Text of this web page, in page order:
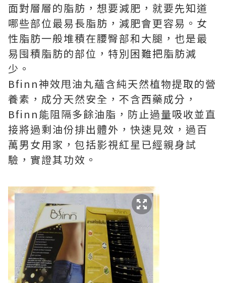
面對層層的脂肪，想要減肥，就要先知道
哪些部位最易長脂肪，減肥會更容易。女
性脂肪一般堆積在腰臀部和大腿，也是最
易囤積脂肪的部位，特別困難把脂肪減
少。
Bfinn神效甩油丸蘊含純天然植物提取的營
養素，成分天然安全，不含西藥成分，
Bfinn能阻隔多餘油脂，防止過量吸收並直
接將過剩油份排出體外，快速見效，過百
萬男女用家，包括影視紅星已經親身試
驗，實證其功效。